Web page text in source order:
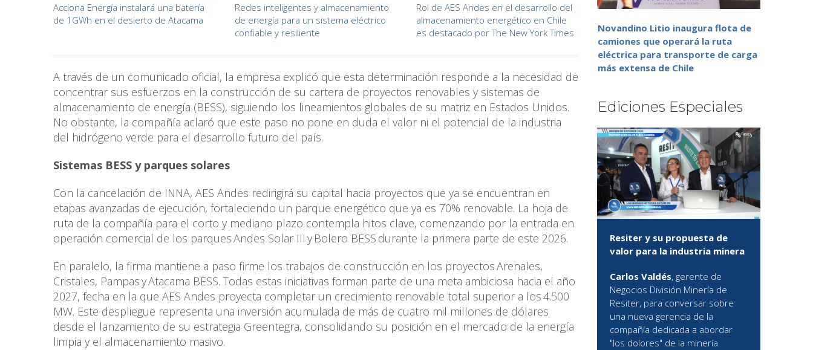
Acciona Energía instalará una batería
de 1GWh en el desierto de Atacama
Redes inteligentes y almacenamiento
de energía para un sistema eléctrico
confiable y resiliente
Rol de AES Andes en el desarrollo del
almacenamiento energético en Chile
es destacado por The New York Times
A través de un comunicado oficial, la empresa explicó que esta determinación responde a la necesidad de
concentrar sus esfuerzos en la construcción de su cartera de proyectos renovables y sistemas de
almacenamiento de energía (BESS), siguiendo los lineamientos globales de su matriz en Estados Unidos.
No obstante, la compañía aclaró que este paso no pone en duda el valor ni el potencial de la industria
del hidrógeno verde para el desarrollo futuro del país.
Sistemas BESS y parques solares
Con la cancelación de INNA, AES Andes redirigirá su capital hacia proyectos que ya se encuentran en
etapas avanzadas de ejecución, fortaleciendo un parque energético que ya es 70% renovable. La hoja de
ruta de la compañía para el corto y mediano plazo contempla hitos clave, comenzando por la entrada en
operación comercial de los parques Andes Solar III y Bolero BESS durante la primera parte de este 2026.
En paralelo, la firma mantiene a paso firme los trabajos de construcción en los proyectos Arenales,
Cristales, Pampas y Atacama BESS. Todas estas iniciativas forman parte de una meta ambiciosa hacia el año
2027, fecha en la que AES Andes proyecta completar un crecimiento renovable total superior a los 4.500
MW. Este despliegue representa una inversión acumulada de más de cuatro mil millones de dólares
desde el lanzamiento de su estrategia Greentegra, consolidando su posición en el mercado de la energía
limpia y el almacenamiento masivo.
Novandino Litio inaugura flota de
camiones que operará la ruta
eléctrica para transporte de carga
más extensa de Chile
Ediciones Especiales
Resiter y su propuesta de
valor para la industria minera
Carlos Valdés, gerente de
Negocios División Minería de
Resiter, para conversar sobre
una nueva gerencia de la
compañía dedicada a abordar
"los dolores" de la minería.